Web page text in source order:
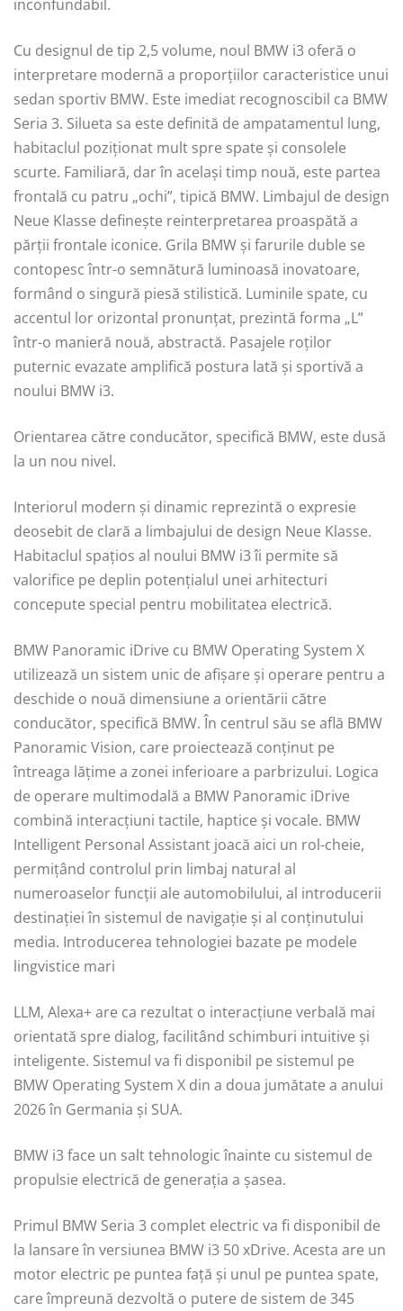
inconfundabil.
Cu designul de tip 2,5 volume, noul BMW i3 oferă o
interpretare modernă a proporțiilor caracteristice unui
sedan sportiv BMW. Este imediat recognoscibil ca BMW
Seria 3. Silueta sa este definită de ampatamentul lung,
habitaclul poziționat mult spre spate și consolele
scurte. Familiară, dar în același timp nouă, este partea
frontală cu patru „ochi”, tipică BMW. Limbajul de design
Neue Klasse defineşte reinterpretarea proaspătă a
părții frontale iconice. Grila BMW și farurile duble se
contopesc într-o semnătură luminoasă inovatoare,
formând o singură piesă stilistică. Luminile spate, cu
accentul lor orizontal pronunțat, prezintă forma „L”
într-o manieră nouă, abstractă. Pasajele roților
puternic evazate amplifică postura lată și sportivă a
noului BMW i3.
Orientarea către conducător, specifică BMW, este dusă
la un nou nivel.
Interiorul modern și dinamic reprezintă o expresie
deosebit de clară a limbajului de design Neue Klasse.
Habitaclul spațios al noului BMW i3 îi permite să
valorifice pe deplin potențialul unei arhitecturi
concepute special pentru mobilitatea electrică.
BMW Panoramic iDrive cu BMW Operating System X
utilizează un sistem unic de afișare și operare pentru a
deschide o nouă dimensiune a orientării către
conducător, specifică BMW. În centrul său se află BMW
Panoramic Vision, care proiectează conținut pe
întreaga lățime a zonei inferioare a parbrizului. Logica
de operare multimodală a BMW Panoramic iDrive
combină interacțiuni tactile, haptice și vocale. BMW
Intelligent Personal Assistant joacă aici un rol-cheie,
permițând controlul prin limbaj natural al
numeroaselor funcții ale automobilului, al introducerii
destinației în sistemul de navigație și al conținutului
media. Introducerea tehnologiei bazate pe modele
lingvistice mari
LLM, Alexa+ are ca rezultat o interacțiune verbală mai
orientată spre dialog, facilitând schimburi intuitive și
inteligente. Sistemul va fi disponibil pe sistemul pe
BMW Operating System X din a doua jumătate a anului
2026 în Germania şi SUA.
BMW i3 face un salt tehnologic înainte cu sistemul de
propulsie electrică de generația a șasea.
Primul BMW Seria 3 complet electric va fi disponibil de
la lansare în versiunea BMW i3 50 xDrive. Acesta are un
motor electric pe puntea față și unul pe puntea spate,
care împreună dezvoltă o putere de sistem de 345